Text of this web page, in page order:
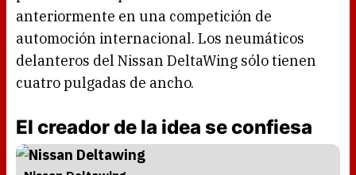
anteriormente en una competición de
automoción internacional. Los neumáticos
delanteros del Nissan DeltaWing sólo tienen
cuatro pulgadas de ancho.
El creador de la idea se confiesa